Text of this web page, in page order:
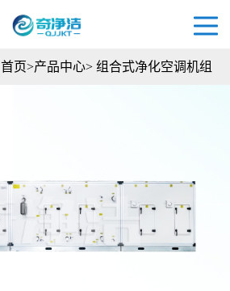
首页>产品中心> 组合式净化空调机组